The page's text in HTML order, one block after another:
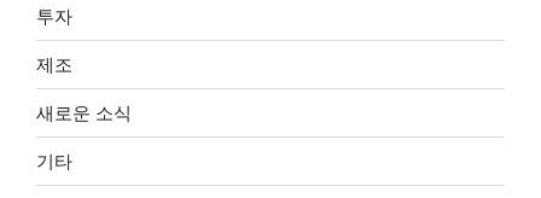
투자
제조
새로운 소식
기타